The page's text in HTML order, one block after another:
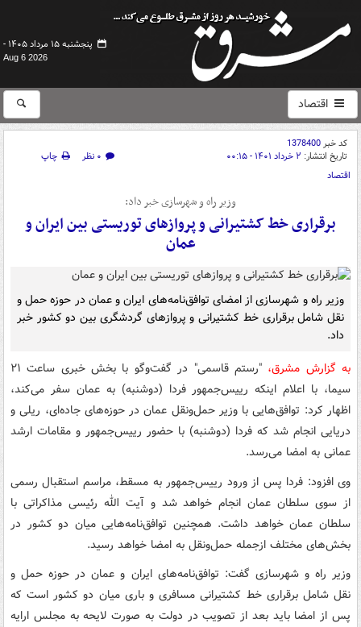
پنجشنبه ۱۵ مرداد ۱۴۰۵ -
Aug 6 2026
اقتصاد
کد خبر1378400
تاریخ انتشار: ۲ خرداد ۱۴۰۱ - ۰۰:۱۵ ۰ نظر
چاپ
اقتصاد
وزیر راه و شهرسازی خبر داد:
برقراری خط کشتیرانی و پروازهای توریستی بین ایران و
عمان
وزیر راه و شهرسازی از امضای توافق‌نامه‌های ایران و عمان در حوزه حمل و
نقل شامل برقراری خط کشتیرانی و پروازهای گردشگری بین دو کشور خبر
داد.
به گزارش مشرق،
"رستم قاسمی" در گفت‌وگو با بخش خبری ساعت ۲۱
سیما، با اعلام اینکه رییس‌جمهور فردا (دوشنبه) به عمان سفر می‌کند،
اظهار کرد: توافق‌هایی با وزیر حمل‌ونقل عمان در حوزه‌های جاده‌ای، ریلی و
دریایی انجام شد که فردا (دوشنبه) با حضور رییس‌جمهور و مقامات ارشد
عمانی به امضا می‌رسد.
وی افزود: فردا پس از ورود رییس‌جمهور به مسقط، مراسم استقبال رسمی
از سوی سلطان عمان انجام خواهد شد و آیت الله رئیسی مذاکراتی با
سلطان عمان خواهد داشت. همچنین توافق‌نامه‌هایی میان دو کشور در
بخش‌های مختلف ازجمله حمل‌ونقل به امضا خواهد رسید.
وزیر راه و شهرسازی گفت: توافق‌نامه‌های ایران و عمان در حوزه حمل و
نقل شامل برقراری خط کشتیرانی مسافری و باری میان دو کشور است که
پس از امضا باید بعد از تصویب در دولت به صورت لایحه به مجلس ارایه